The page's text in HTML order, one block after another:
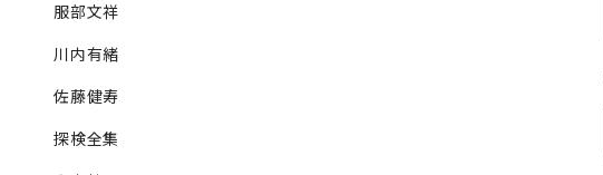
服部文祥
川内有緒
佐藤健寿
探検全集